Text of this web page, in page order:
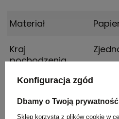
Materiał
Kraj
pochodzenia
Rozmiar
x 0,3
Konfiguracja zgód
Dbamy o Twoją prywatność
Sklep korzysta z plików cookie w